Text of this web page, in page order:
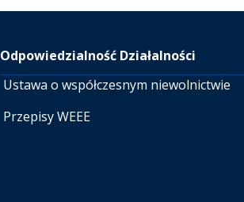
Odpowiedzialność Działalności
Ustawa o współczesnym niewolnictwie
Przepisy WEEE